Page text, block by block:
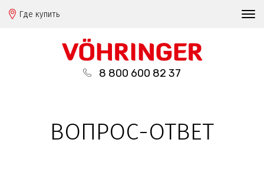
Где купить
8 800 600 82 37
ВОПРОС-ОТВЕТ